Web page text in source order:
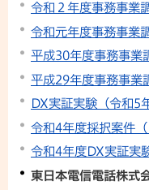
令和２年度事務事業
令和元年度事務事業
平成30年度事務事業
平成29年度事務事業
DX実証実験（令和5
令和4年度採択案件
令和4年度DX実証実
東日本電信電話株式